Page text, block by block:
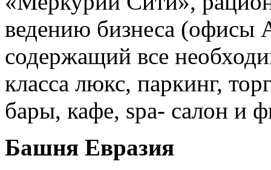
ведению бизнеса
содержащий все
класса люкс, паркинг,
бары, кафе, spa- салон и
Башня Евразия